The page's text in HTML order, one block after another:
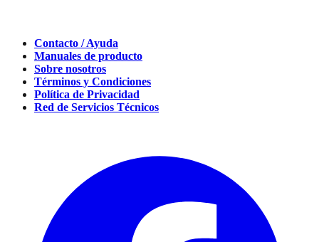
Contacto / Ayuda
Manuales de producto
Sobre nosotros
Términos y Condiciones
Política de Privacidad
Red de Servicios Técnicos